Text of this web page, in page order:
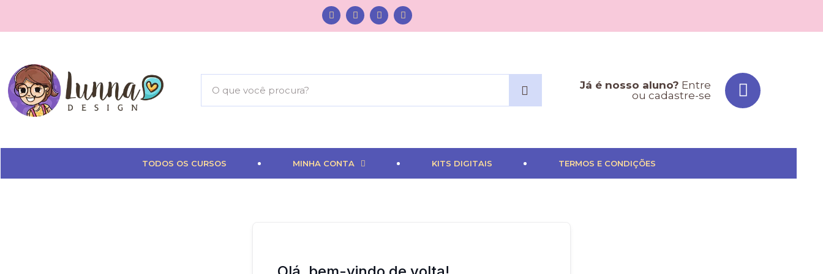
Já é nosso aluno? Entre
ou cadastre-se
TODOS OS CURSOS MINHA CONTA KITS DIGITAIS TERMOS E CONDIÇÕES